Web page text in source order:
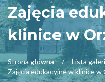
Zajęcia
klinice w
Strona główna
Lista
Zajęcia edukacyjne w klinice w